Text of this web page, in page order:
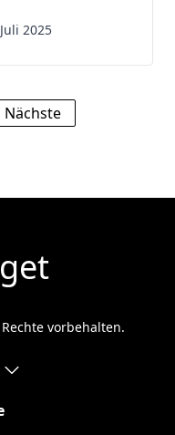
2025
Nächste
vorbehalten.